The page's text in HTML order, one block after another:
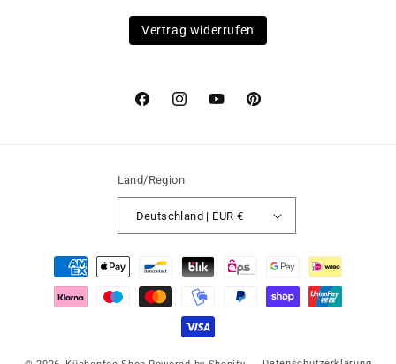
Vertrag widerrufen
FacebookInstagramYouTubePinterest
Land/Region
Deutschland | EUR €
Zahlungsmethoden